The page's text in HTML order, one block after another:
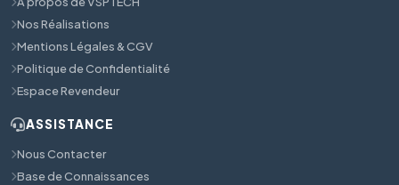
Nos Réalisations
Mentions Légales & CGV
Politique de Confidentialité
Espace Revendeur
ASSISTANCE
Nous Contacter
Base de Connaissances